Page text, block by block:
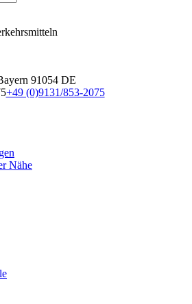
91054 DE
+49 (0)9131/853-2075
Nähe